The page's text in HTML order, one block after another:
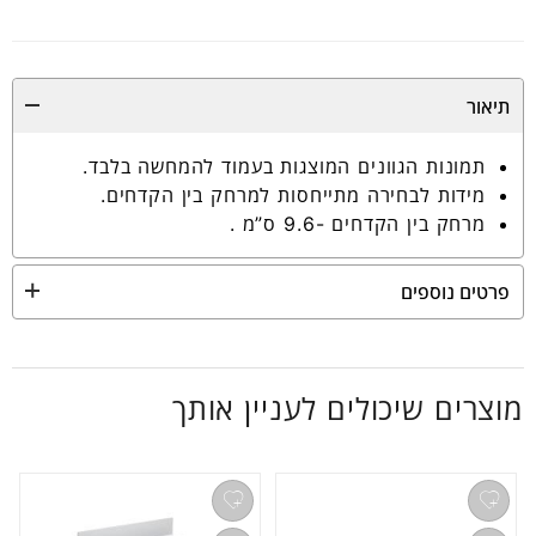
תיאור
תמונות הגוונים המוצגות בעמוד להמחשה בלבד.
מידות לבחירה מתייחסות למרחק בין הקדחים.
מרחק בין הקדחים -9.6 ס”מ .
פרטים נוספים
מוצרים שיכולים לעניין אותך